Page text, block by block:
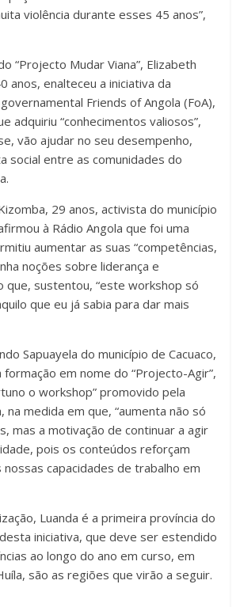
violência durante esses 45 anos”,
“Projecto Mudar Viana”, Elizabeth
anos, enalteceu a iniciativa da
Friends of Angola (FoA),
adquiriu “conhecimentos valiosos”,
vão ajudar no seu desempenho,
social entre as comunidades do
29 anos, activista do município
à Rádio Angola que foi uma
aumentar as suas “competências,
noções sobre liderança e
que, sustentou, “este workshop só
que eu já sabia para dar mais
Sapuayela do município de Cacuaco,
em nome do “Projecto-Agir”,
o workshop” promovido pela
na medida em que, “aumenta não só
mas a motivação de continuar a agir
pois os conteúdos reforçam
nossas capacidades de trabalho em
Luanda é a primeira província do
iniciativa, que deve ser estendido
ao longo do ano em curso, em
são as regiões que virão a seguir.